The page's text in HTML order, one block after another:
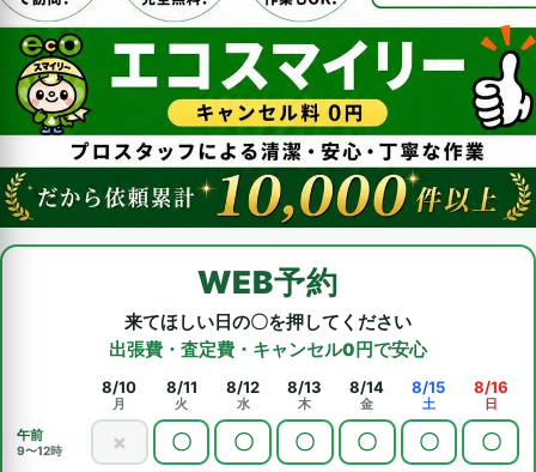
WEB予約
来てほしい日の〇を押してください
出張費・査定費・キャンセル0円で安心
8/10
月
8/11
火
8/12
水
8/13
木
8/14
金
8/15
土
8/16
日
午前
9〜12時 × 〇 〇 〇 〇 〇 〇